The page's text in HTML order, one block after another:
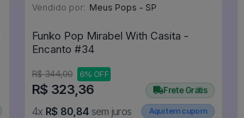
Vendido por: Meus Pops - SP
Funko Pop Mirabel With Casita -
Encanto #34
R$ 344,00 6% OFF
R$ 323,36
4x R$ 80,84 sem juros
Frete Grátis
Aqui tem cupom